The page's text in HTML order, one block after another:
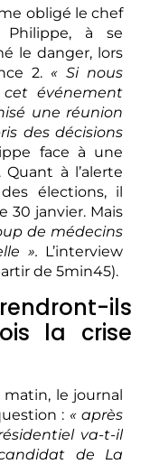
obligé le chef
Philippe, à se
le danger, lors
2. « Si nous
événement
une réunion
des décisions
face à une
à l’alerte
élections, il
30 janvier. Mais
de médecins
». L’interview
de 5min45).
ils
la crise
matin, le journal
: « après
va-t-il
de La